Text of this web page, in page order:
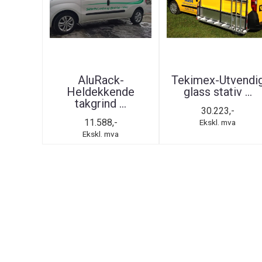
AluRack-
Heldekkende
takgrind ...
11.588,-
Ekskl. mva
Tekimex-
glass stativ ...
30.223,-
Ekskl. mva